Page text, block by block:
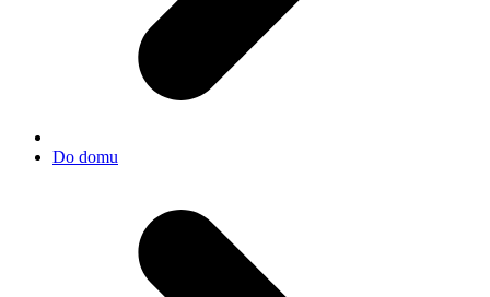
Do domu